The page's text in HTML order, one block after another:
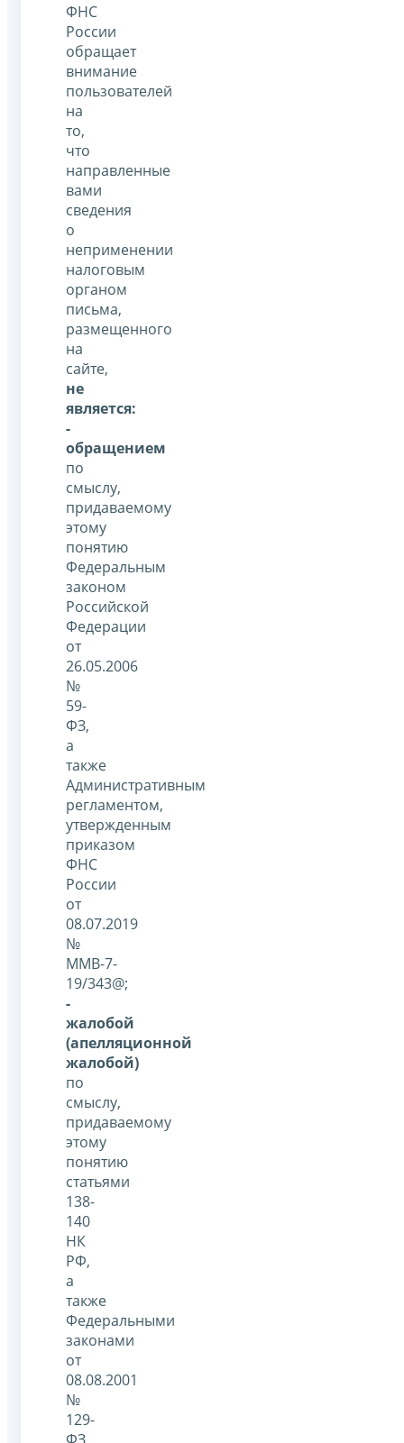
ФНС
России
обращает
внимание
пользователей
на
то,
что
направленные
вами
сведения
о
неприменении
налоговым
органом
письма,
размещенного
на
сайте,
не
является:
-
обращением
по
смыслу,
придаваемому
этому
понятию
Федеральным
законом
Российской
Федерации
от
26.05.2006
№
59-
ФЗ,
а
также
Административным
регламентом,
утвержденным
приказом
ФНС
России
от
08.07.2019
№
ММВ-7-
19/343@;
-
жалобой
(апелляционной
жалобой)
по
смыслу,
придаваемому
этому
понятию
статьями
138-
140
НК
РФ,
а
также
Федеральными
законами
от
08.08.2001
№
129-
ФЗ,